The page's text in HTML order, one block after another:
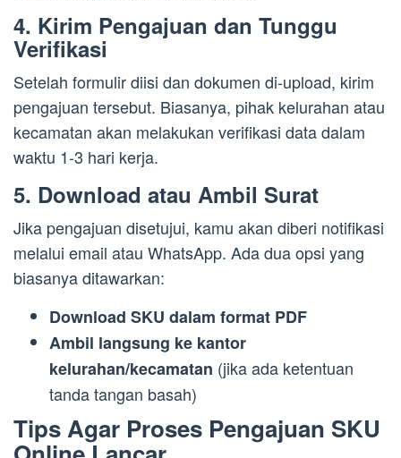
4. Kirim Pengajuan dan Tunggu
Verifikasi
Setelah formulir diisi dan dokumen di-upload, kirim
pengajuan tersebut. Biasanya, pihak kelurahan atau
kecamatan akan melakukan verifikasi data dalam
waktu 1-3 hari kerja.
5. Download atau Ambil Surat
Jika pengajuan disetujui, kamu akan diberi notifikasi
melalui email atau WhatsApp. Ada dua opsi yang
biasanya ditawarkan:
Download SKU dalam format PDF
Ambil langsung ke kantor
kelurahan/kecamatan (jika ada ketentuan
tanda tangan basah)
Tips Agar Proses Pengajuan SKU